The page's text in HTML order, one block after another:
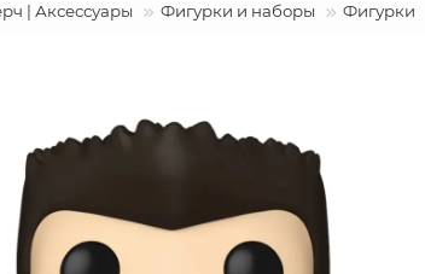
| Аксессуары Фигурки и наборы Фигурки